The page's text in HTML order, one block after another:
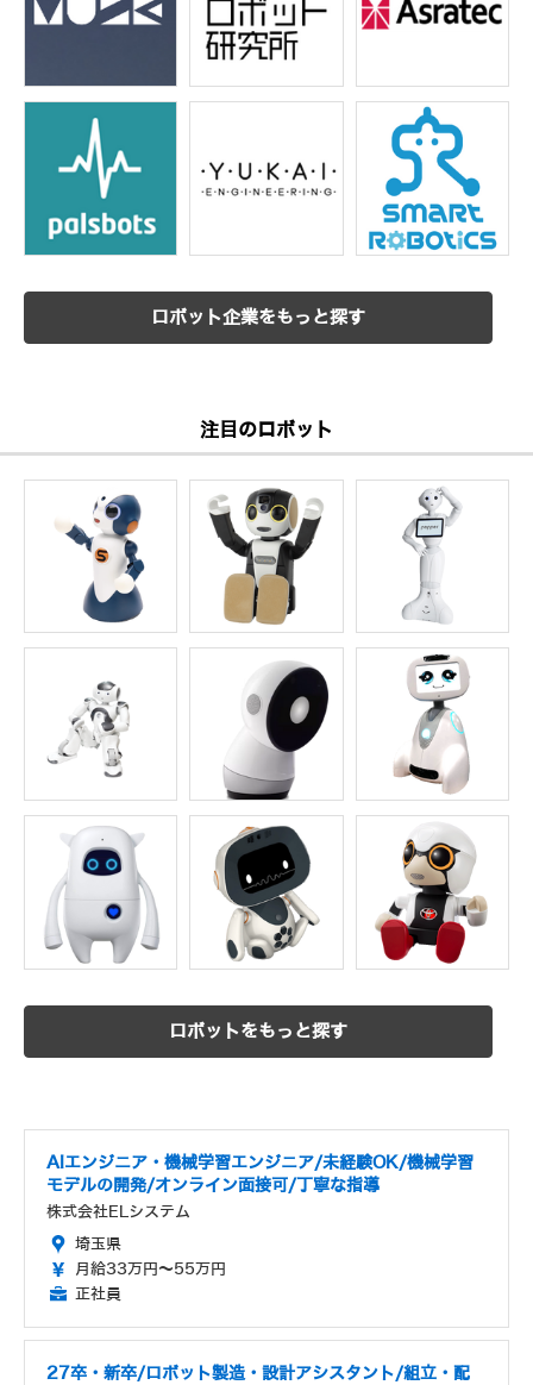
ロボット企業をもっと探す
注目のロボット
ロボットをもっと探す
AIエンジニア・機械学習エンジニア/未経験OK/機械学習
モデルの開発/オンライン面接可/丁寧な指導
株式会社ELシステム
埼玉県
月給33万円～55万円
正社員
27卒・新卒/ロボット製造・設計アシスタント/組立・配